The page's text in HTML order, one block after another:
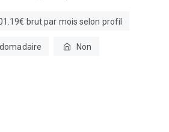
brut par mois selon profil
Non